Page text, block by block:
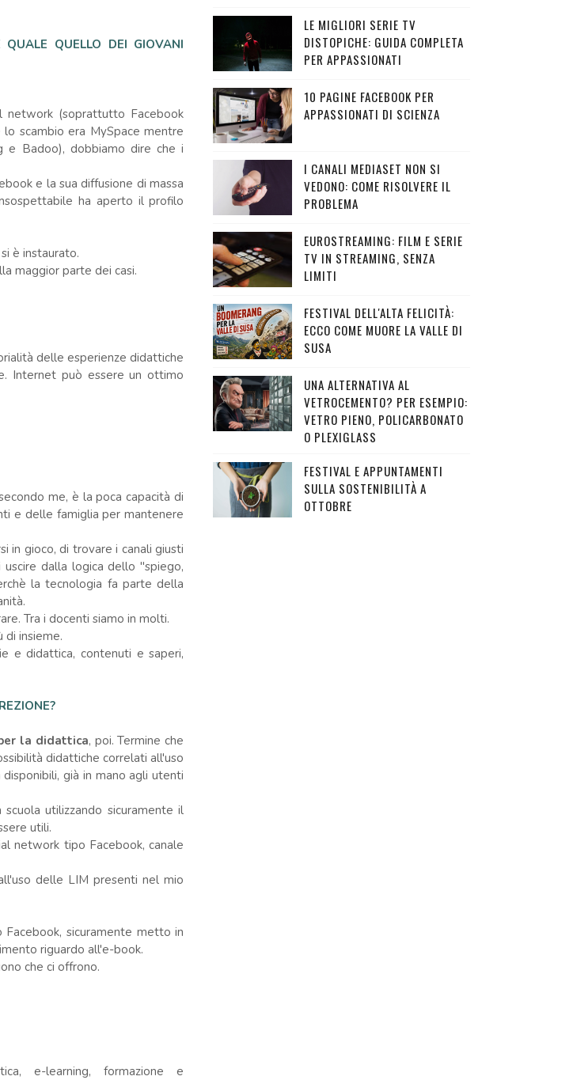
QUELLO DEI GIOVANI
network (soprattutto Facebook
scambio era MySpace mentre
e Badoo), dobbiamo dire che i
e la sua diffusione di massa
ha aperto il profilo
è instaurato.
maggior parte dei casi.
delle esperienze didattiche
Internet può essere un ottimo
me, è la poca capacità di
e delle famiglia per mantenere
in gioco, di trovare i canali giusti
dalla logica dello "spiego,
la tecnologia fa parte della
Tra i docenti siamo in molti.
di insieme.
e didattica, contenuti e saperi,
la didattica, poi. Termine che
didattiche correlati all'uso
già in mano agli utenti
utilizzando sicuramente il
utili.
network tipo Facebook, canale
delle LIM presenti nel mio
sicuramente metto in
riguardo all'e-book.
che ci offrono.
e-learning, formazione e
LE MIGLIORI SERIE TV
DISTOPICHE: GUIDA COMPLETA
PER APPASSIONATI
10 PAGINE FACEBOOK PER
APPASSIONATI DI SCIENZA
I CANALI MEDIASET NON SI
VEDONO: COME RISOLVERE IL
PROBLEMA
EUROSTREAMING: FILM E SERIE
TV IN STREAMING, SENZA
LIMITI
FESTIVAL DELL'ALTA FELICITÀ:
ECCO COME MUORE LA VALLE DI
SUSA
UNA ALTERNATIVA AL
VETROCEMENTO? PER ESEMPIO:
VETRO PIENO, POLICARBONATO
O PLEXIGLASS
FESTIVAL E APPUNTAMENTI
SULLA SOSTENIBILITÀ A
OTTOBRE